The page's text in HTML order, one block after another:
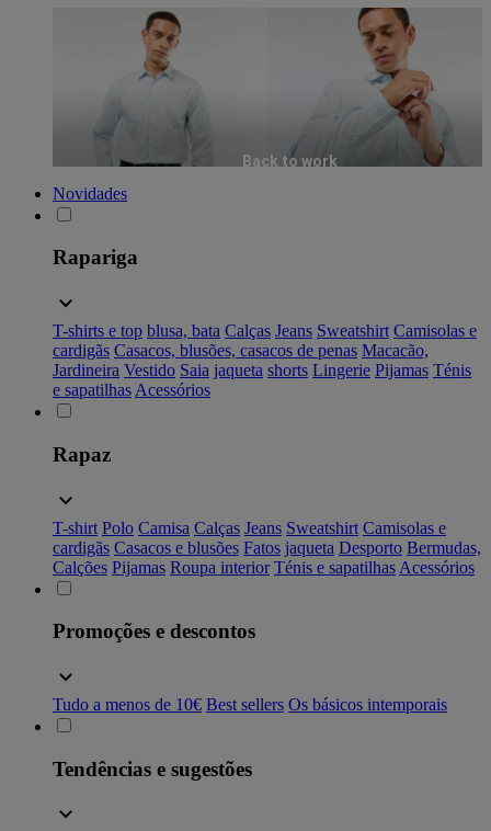
Back to work
Novidades
Rapariga
T-shirts e top blusa, bata Calças Jeans Sweatshirt Camisolas e
cardigãs Casacos, blusões, casacos de penas Macacão,
Jardineira Vestido Saia jaqueta shorts Lingerie Pijamas Ténis
e sapatilhas Acessórios
Rapaz
T-shirt Polo Camisa Calças Jeans Sweatshirt Camisolas e
cardigãs Casacos e blusões Fatos jaqueta Desporto Bermudas,
Calções Pijamas Roupa interior Ténis e sapatilhas Acessórios
Promoções e descontos
Tudo a menos de 10€ Best sellers Os básicos intemporais
Tendências e sugestões